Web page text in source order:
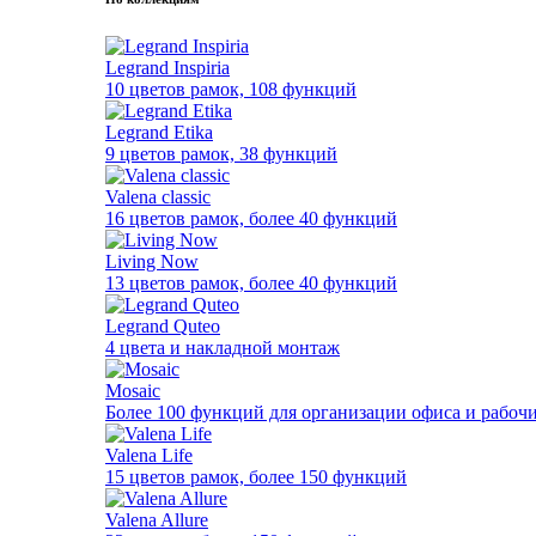
Legrand Inspiria
10 цветов рамок, 108 функций
Legrand Etika
9 цветов рамок, 38 функций
Valena classic
16 цветов рамок, более 40 функций
Living Now
13 цветов рамок, более 40 функций
Legrand Quteo
4 цвета и накладной монтаж
Mosaic
Более 100 функций для организации офиса и
Valena Life
15 цветов рамок, более 150 функций
Valena Allure